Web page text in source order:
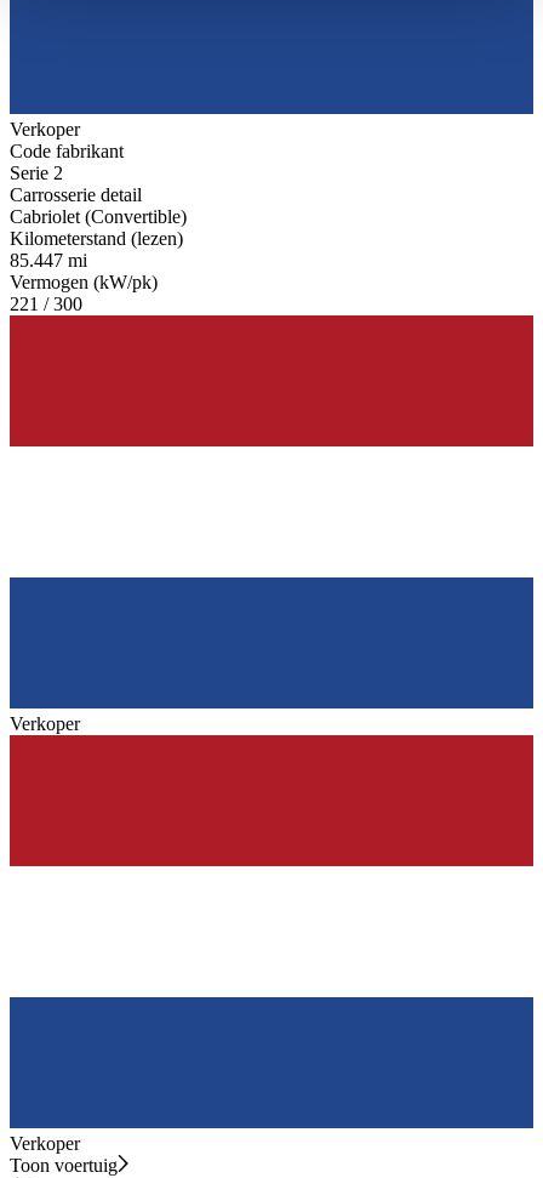
Verkoper
Code fabrikant
Serie 2
Carrosserie detail
Cabriolet (Convertible)
Kilometerstand (lezen)
85.447 mi
Vermogen (kW/pk)
221 / 300
Verkoper
Verkoper
Toon voertuig